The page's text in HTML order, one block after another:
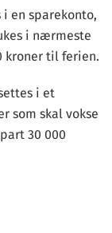
i en sparekonto,
i nærmeste
kroner til ferien.
i et
som skal vokse
30 000